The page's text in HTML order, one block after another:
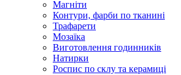
Магніти
Контури, фарби по тканині
Трафарети
Мозаїка
Виготовлення годинників
Натирки
Роспис по склу та керамиці